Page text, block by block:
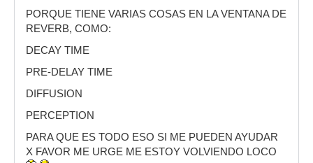
PORQUE TIENE VARIAS COSAS EN LA VENTANA DE
REVERB, COMO:
DECAY TIME
PRE-DELAY TIME
DIFFUSION
PERCEPTION
PARA QUE ES TODO ESO SI ME PUEDEN AYUDAR
X FAVOR ME URGE ME ESTOY VOLVIENDO LOCO